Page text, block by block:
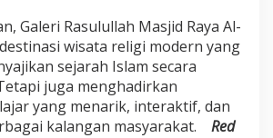
Galeri Rasulullah Masjid Raya Al-
wisata religi modern yang
sejarah Islam secara
juga menghadirkan
yang menarik, interaktif, dan
kalangan masyarakat. Red